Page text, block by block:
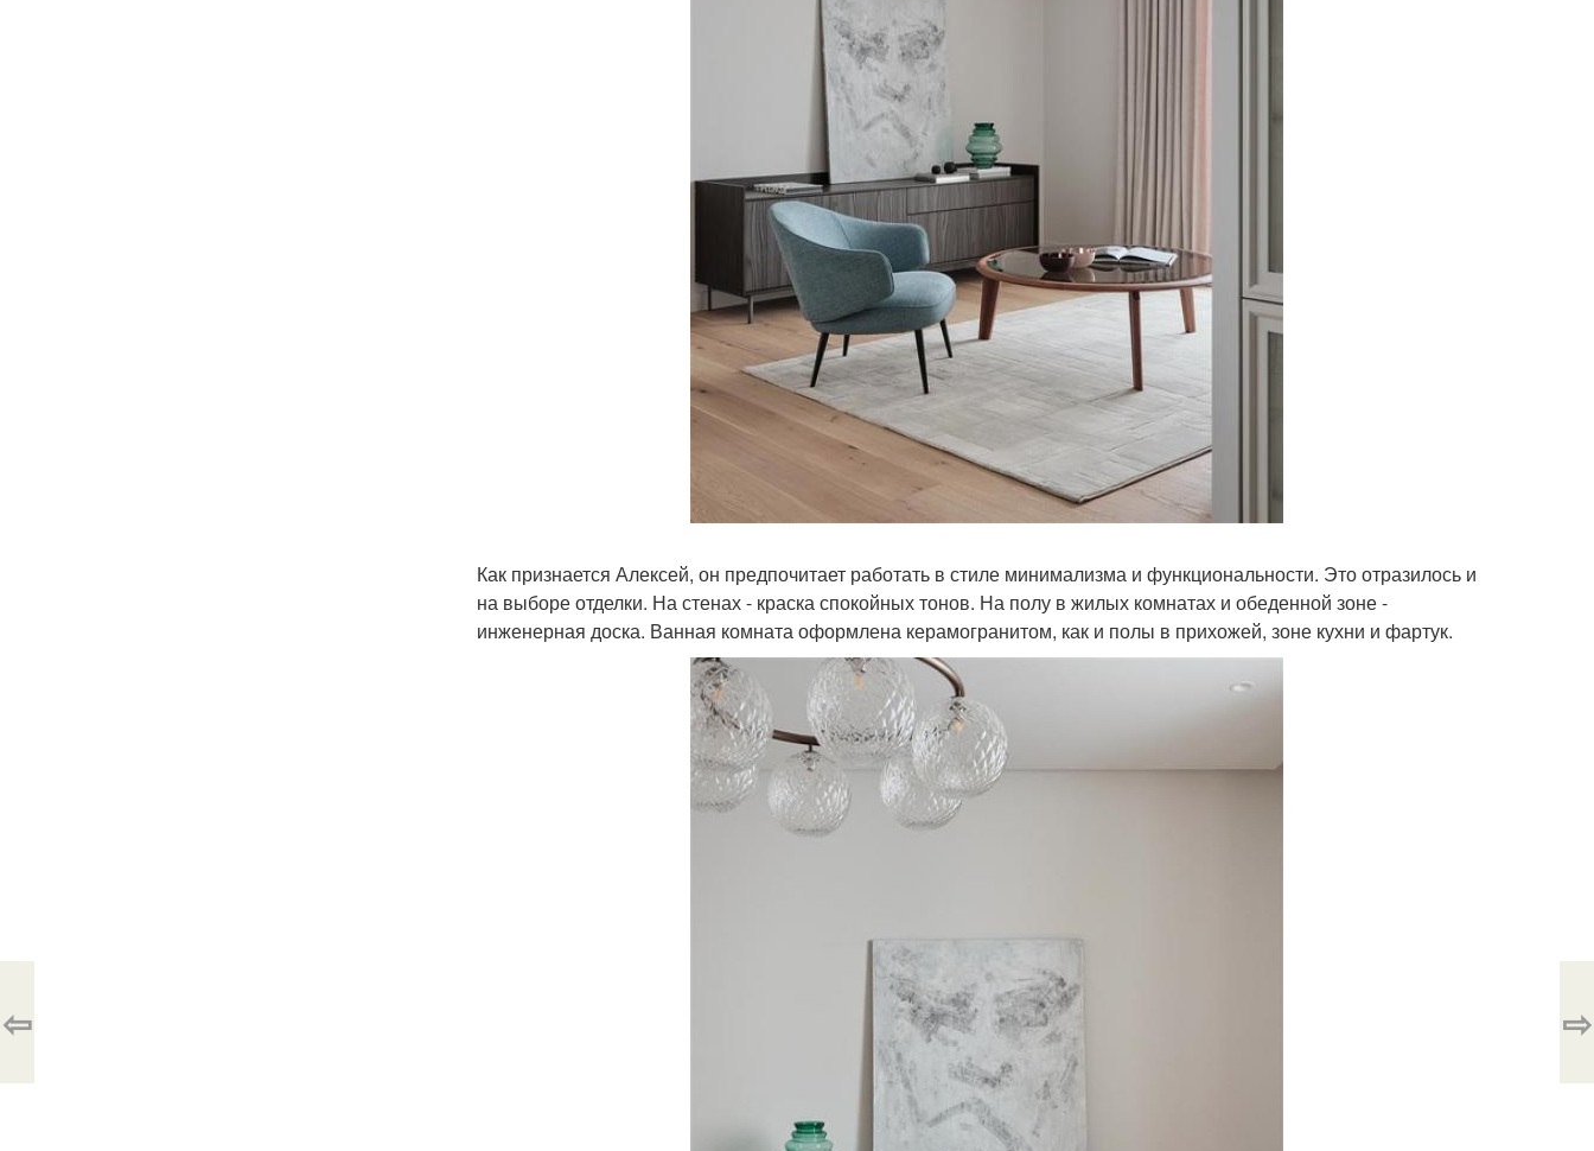
Как признается Алексей, он предпочитает работать в стиле минимализма и функциональности. Это отразилось и
на выборе отделки. На стенах - краска спокойных тонов. На полу в жилых комнатах и обеденной зоне -
инженерная доска. Ванная комната оформлена керамогранитом, как и полы в прихожей, зоне кухни и фартук.
⇦ ⇨